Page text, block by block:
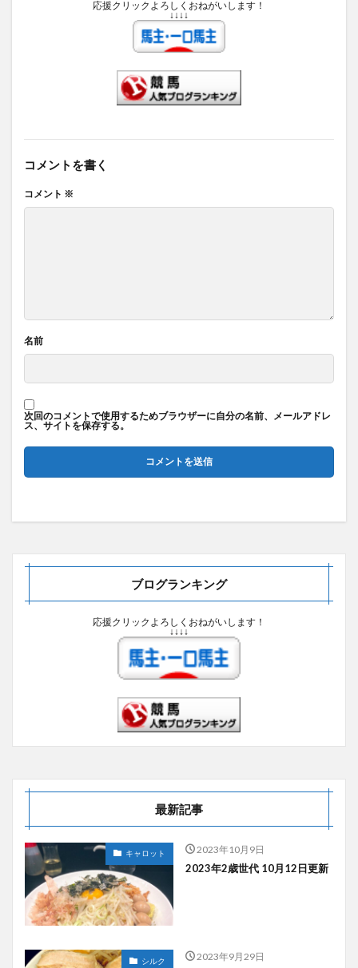
応援クリックよろしくおねがいします！
↓↓↓↓
コメントを書く
コメント ※
名前
次回のコメントで使用するためブラウザーに自分の名前、メールアドレ
ス、サイトを保存する。
ブログランキング
応援クリックよろしくおねがいします！
↓↓↓↓
最新記事
キャロット 2023年10月9日
2023年2歳世代 10月12日更新
シルク 2023年9月29日